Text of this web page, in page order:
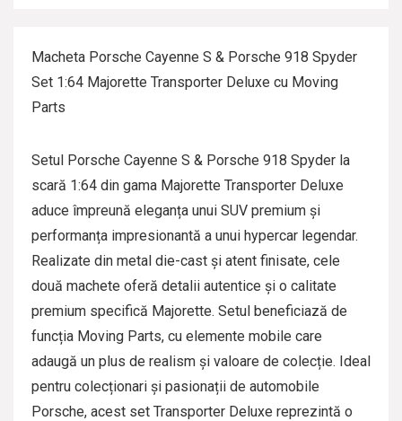
Macheta Porsche Cayenne S & Porsche 918 Spyder
Set 1:64 Majorette Transporter Deluxe cu Moving
Parts
Setul Porsche Cayenne S & Porsche 918 Spyder la
scară 1:64 din gama Majorette Transporter Deluxe
aduce împreună eleganța unui SUV premium și
performanța impresionantă a unui hypercar legendar.
Realizate din metal die-cast și atent finisate, cele
două machete oferă detalii autentice și o calitate
premium specifică Majorette. Setul beneficiază de
funcția Moving Parts, cu elemente mobile care
adaugă un plus de realism și valoare de colecție. Ideal
pentru colecționari și pasionații de automobile
Porsche, acest set Transporter Deluxe reprezintă o